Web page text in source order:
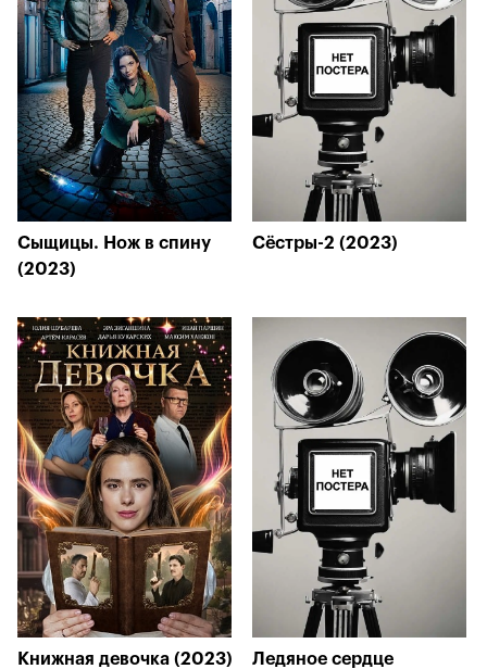
Сыщицы. Нож в спину
(2023)
Сёстры-2 (2023)
Книжная девочка (2023)
Ледяное сердце